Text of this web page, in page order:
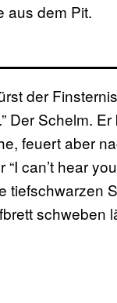
aus dem Pit.
der
Der Schelm.
feuert aber
can’t hear
tiefschwarzen
schweben